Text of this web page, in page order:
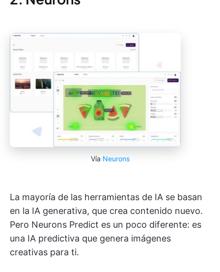
Vía Neurons
La mayoría de las herramientas de IA se basan
en la IA generativa, que crea contenido nuevo.
Pero Neurons Predict es un poco diferente: es
una IA predictiva que genera imágenes
creativas para ti.